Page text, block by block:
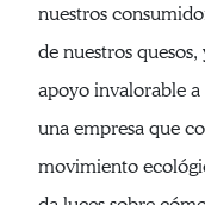
nuestros
de nuestros
apoyo invalorable a
una empresa que
movimiento